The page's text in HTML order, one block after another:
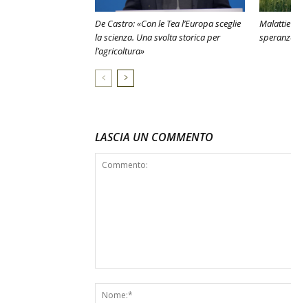
De Castro: «Con le Tea l’Europa sceglie
la scienza. Una svolta storica per
l’agricoltura»
LASCIA UN COMMENTO